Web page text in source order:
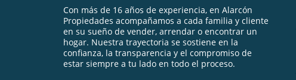
Con más de 16 años de experiencia, en Alarcón
Propiedades acompañamos a cada familia y cliente
en su sueño de vender, arrendar o encontrar un
hogar. Nuestra trayectoria se sostiene en la
confianza, la transparencia y el compromiso de
estar siempre a tu lado en todo el proceso.